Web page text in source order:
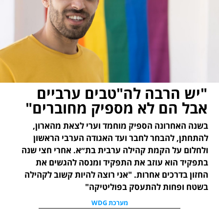
"יש הרבה לה"טבים ערביים
אבל הם לא מספיק מחוברים"
בשנה האחרונה הספיק מוחמד וערי לצאת מהארון,
להתחתן, להבחר לחבר ועד האגודה הערבי הראשון
ולחלום על הקמת קהילה ערבית בת״א. אחרי חצי שנה
בתפקיד הוא עוזב את התפקיד ומנסה להגשים את
החזון בדרכים אחרות. "אני רוצה להיות קשוב לקהילה
בשטח ופחות להתעסק בפוליטיקה"
מערכת WDG